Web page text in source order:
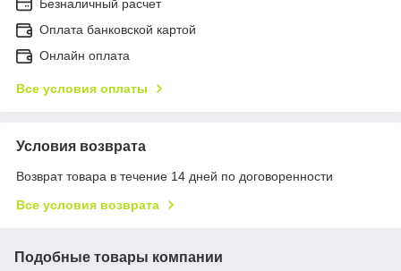
Безналичный расчет
Оплата банковской картой
Онлайн оплата
Все условия оплаты
Условия возврата
Возврат товара в течение 14 дней по договоренности
Все условия возврата
Подобные товары компании